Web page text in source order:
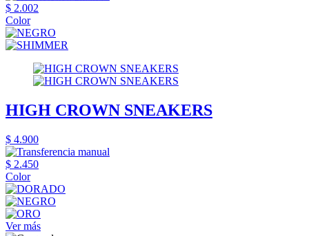
$ 2.002
Color
HIGH CROWN SNEAKERS
$ 4.900
$ 2.450
Color
Ver más